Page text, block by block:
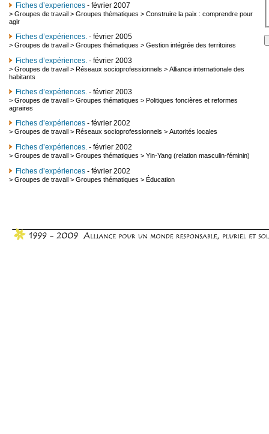
Fiches d’experiences - février 2007
> Groupes de travail > Groupes thématiques > Construire la paix : comprendre pour
agir
Fiches d’expériences. - février 2005
> Groupes de travail > Groupes thématiques > Gestion intégrée des territoires
Fiches d’expériences. - février 2003
> Groupes de travail > Réseaux socioprofessionnels > Alliance internationale des
habitants
Fiches d’expériences. - février 2003
> Groupes de travail > Groupes thématiques > Politiques foncières et reformes
agraires
Fiches d’expériences - février 2002
> Groupes de travail > Réseaux socioprofessionnels > Autorités locales
Fiches d’expériences. - février 2002
> Groupes de travail > Groupes thématiques > Yin-Yang (relation masculin-féminin)
Fiches d’expériences - février 2002
> Groupes de travail > Groupes thématiques > Éducation